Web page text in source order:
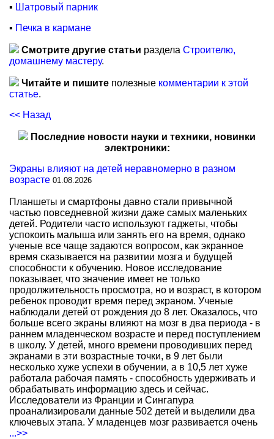
▪ Шатровый парник
▪ Печка в кармане
Смотрите другие статьи раздела Строителю,
домашнему мастеру.
Читайте и пишите полезные комментарии к этой
статье.
<< Назад
Последние новости науки и техники, новинки
электроники:
Экраны влияют на детей неравномерно в разном
возрасте 01.08.2026
Планшеты и смартфоны давно стали привычной
частью повседневной жизни даже самых маленьких
детей. Родители часто используют гаджеты, чтобы
успокоить малыша или занять его на время, однако
ученые все чаще задаются вопросом, как экранное
время сказывается на развитии мозга и будущей
способности к обучению. Новое исследование
показывает, что значение имеет не только
продолжительность просмотра, но и возраст, в котором
ребенок проводит время перед экраном. Ученые
наблюдали детей от рождения до 8 лет. Оказалось, что
больше всего экраны влияют на мозг в два периода - в
раннем младенческом возрасте и перед поступлением
в школу. У детей, много времени проводивших перед
экранами в эти возрастные точки, в 9 лет были
несколько хуже успехи в обучении, а в 10,5 лет хуже
работала рабочая память - способность удерживать и
обрабатывать информацию здесь и сейчас.
Исследователи из Франции и Сингапура
проанализировали данные 502 детей и выделили два
ключевых этапа. У младенцев мозг развивается очень
...>>